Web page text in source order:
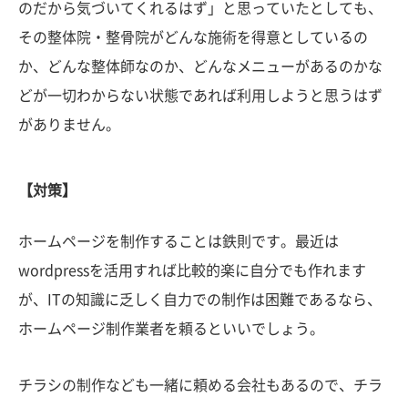
のだから気づいてくれるはず」と思っていたとしても、
その整体院・整骨院がどんな施術を得意としているの
か、どんな整体師なのか、どんなメニューがあるのかな
どが一切わからない状態であれば利用しようと思うはず
がありません。
【対策】
ホームページを制作することは鉄則です。最近は
wordpressを活用すれば比較的楽に自分でも作れます
が、ITの知識に乏しく自力での制作は困難であるなら、
ホームページ制作業者を頼るといいでしょう。
チラシの制作なども一緒に頼める会社もあるので、チラ